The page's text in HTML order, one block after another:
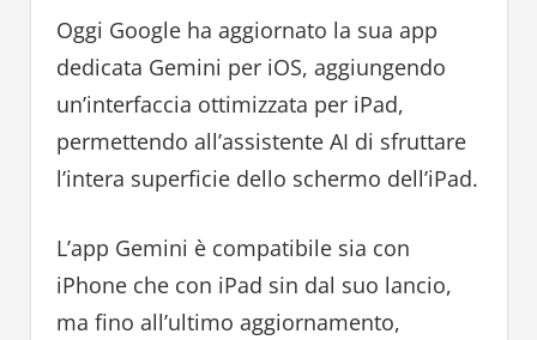
Oggi Google ha aggiornato la sua app
dedicata Gemini per iOS, aggiungendo
un’interfaccia ottimizzata per iPad,
permettendo all’assistente AI di sfruttare
l’intera superficie dello schermo dell’iPad.
L’app Gemini è compatibile sia con
iPhone che con iPad sin dal suo lancio,
ma fino all’ultimo aggiornamento,